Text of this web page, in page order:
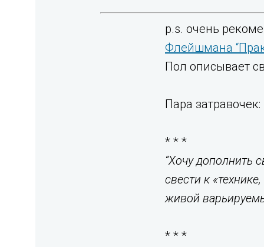
p.s. очень
Флейшмана
Пол описывает
Пара затравочек:
* * *
“Хочу дополнить
свести к
живой
* * *